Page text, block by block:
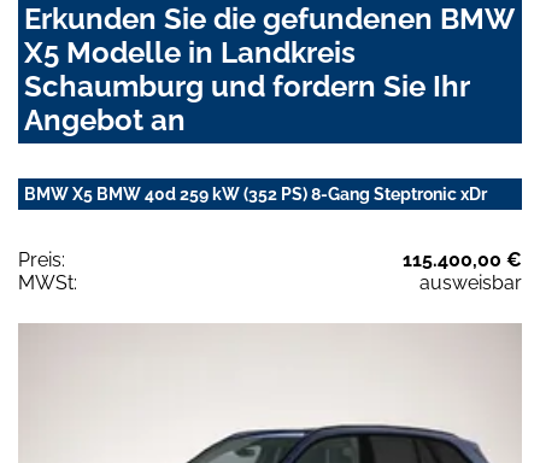
Erkunden Sie die gefundenen BMW
X5 Modelle in Landkreis
Schaumburg und fordern Sie Ihr
Angebot an
BMW X5 BMW 40d 259 kW (352 PS) 8-Gang Steptronic xDr
Preis:
115.400,00 €
MWSt:
ausweisbar